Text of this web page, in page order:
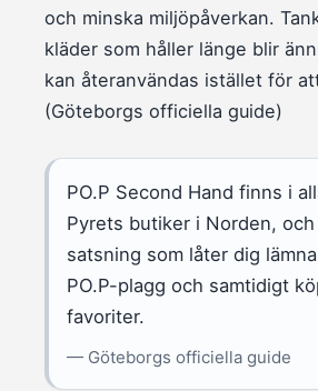
och minska miljöpåverkan.
kläder som håller länge blir
kan återanvändas istället för
(Göteborgs officiella guide)
PO.P Second Hand finns i
Pyrets butiker i Norden, och
satsning som låter dig
PO.P-plagg och samtidigt
favoriter.
— Göteborgs officiella guide